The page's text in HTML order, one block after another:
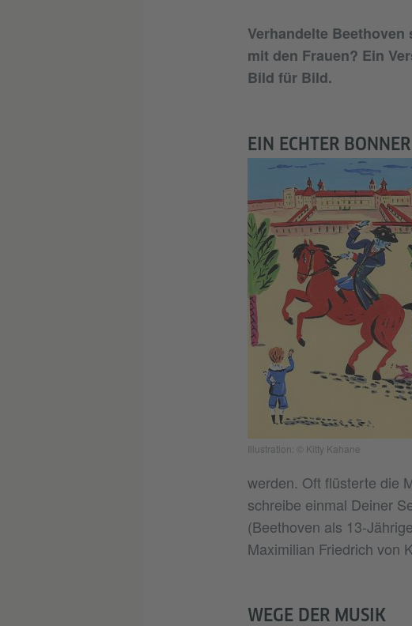
Verhandelte
mit den Frauen? Ein
Bild für Bild.
EIN ECHTER BONNER
Illustration: © Kitty Kahane
werden. Oft flüsterte die
schreibe einmal Deiner
(Beethoven als 13-
Maximilian Friedrich von
WEGE DER MUSIK